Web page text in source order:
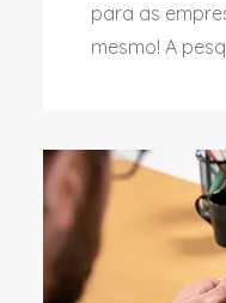
para as
mesmo! A